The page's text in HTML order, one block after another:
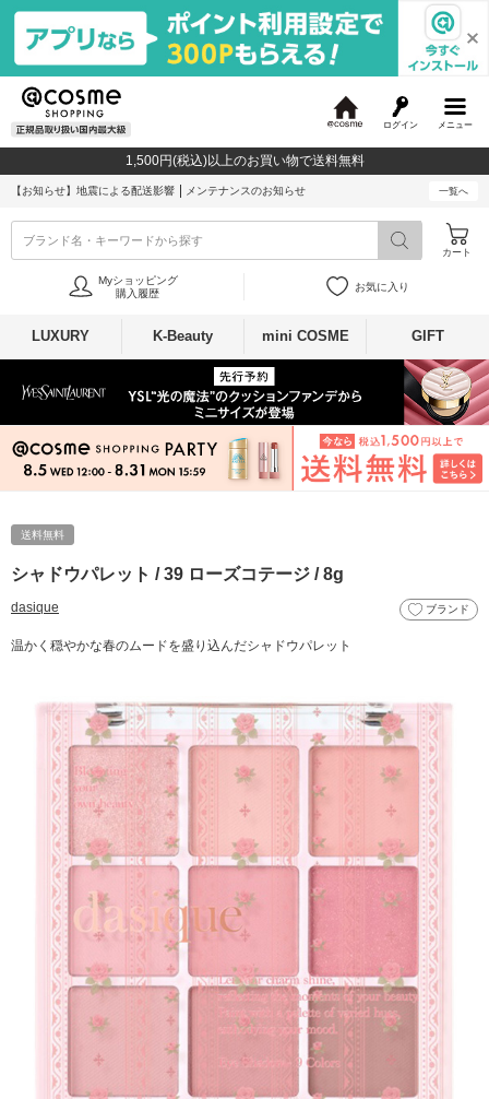
メニュー
ログイン
c
o
1,500円(税込)以上のお買い物で送料無料
【お知らせ】 地震による配送影響 メンテナンスのお知らせ 一覧へ
ブランド名・キーワードから探す
カート
Myショッピング
購入履歴
お気に入り
LUXURY K-Beauty mini COSME GIFT
送料無料
シャドウパレット / 39 ローズコテージ / 8g
dasique ブランド
温かく穏やかな春のムードを盛り込んだシャドウパレット